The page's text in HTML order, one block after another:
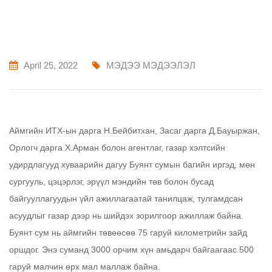
April 25, 2022 МЭДЭЭ МЭДЭЭЛЭЛ
Аймгийн ИТХ-ын дарга Н.Бейбитхан, Засаг дарга Д.Бауыржан,
Орлогч дарга Х.Арман болон агентлаг, газар хэлтсийн
удирдлагууд хуваарийн дагуу Буянт сумын багийн иргэд, мөн
сургууль, цэцэрлэг, эрүүл мэндийн төв болон бусад
байгууллагуудын үйл ажиллагаатай танилцаж, тулгамдсан
асуудлыг газар дээр нь шийдэх зорилгоор ажиллаж байна.
Буянт сум нь аймгийн төвөөсөө 75 гаруй километрийн зайд
оршдог. Энэ суманд 3000 орчим хүн амьдарч байгаагаас 500
гаруй малчин өрх мал маллаж байна.